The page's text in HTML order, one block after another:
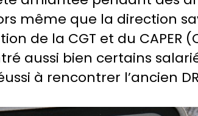
même que la direction
de la CGT et du CAPER
aussi bien certains
à rencontrer l’ancien